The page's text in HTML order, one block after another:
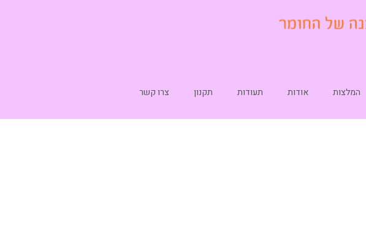
המלצות אודות תעודות תקנון צרו קשר